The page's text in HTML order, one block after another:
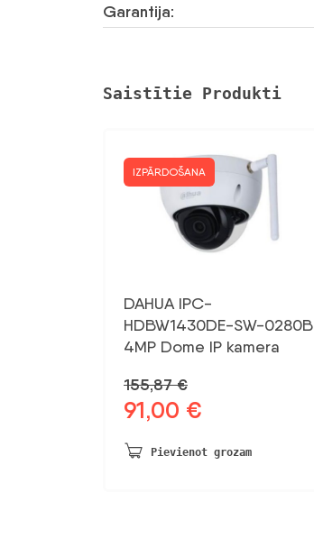
Garantija:
Saistītie Produkti
IZPĀRDOŠANA
DAHUA IPC-
HDBW1430DE-SW-0280B
4MP Dome IP kamera
155,87€
Sākotnējā
bija:
91,00 €
ir:
Pievienot grozam